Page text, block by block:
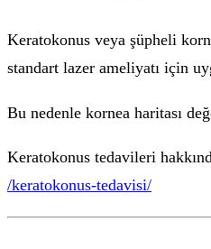
Keratokonus veya şüpheli
standart lazer ameliyatı için
Bu nedenle kornea haritası
Keratokonus tedavileri
/keratokonus-tedavisi/